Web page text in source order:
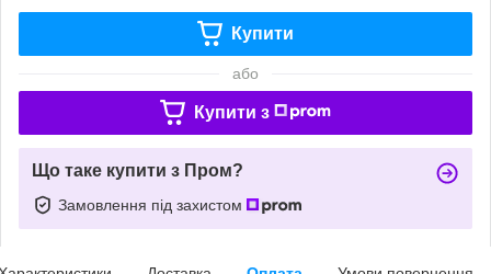
Купити
або
Купити з
Що таке купити з Пром?
Замовлення під захистом